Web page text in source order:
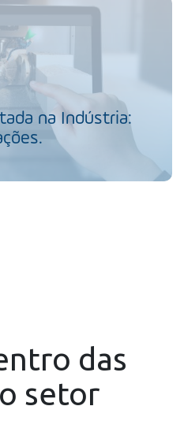
na Indústria:
das
setor